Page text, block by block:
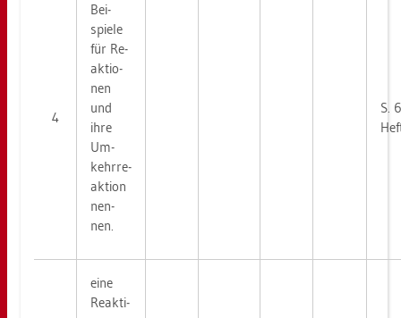
4
Bei­
spie­le
für Re­
ak­tio­
nen
und
ihre
Um­
kehr­re­
ak­ti­on
nen­
nen.
S.
eine
Re­ak­ti­